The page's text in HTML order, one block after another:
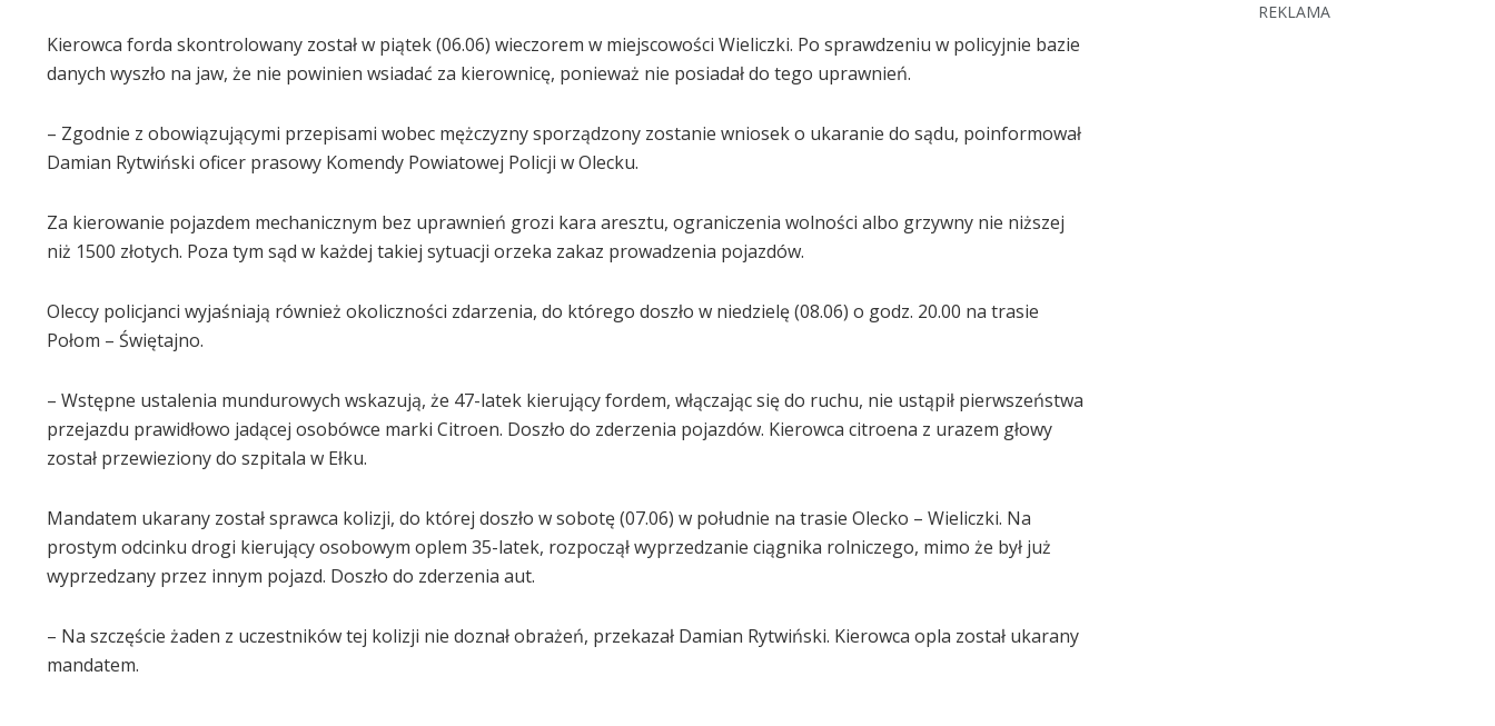
Kierowca forda skontrolowany został w piątek (06.06) wieczorem w miejscowości Wieliczki. Po sprawdzeniu w policyjnie bazie
danych wyszło na jaw, że nie powinien wsiadać za kierownicę, ponieważ nie posiadał do tego uprawnień.
– Zgodnie z obowiązującymi przepisami wobec mężczyzny sporządzony zostanie wniosek o ukaranie do sądu, poinformował
Damian Rytwiński oficer prasowy Komendy Powiatowej Policji w Olecku.
Za kierowanie pojazdem mechanicznym bez uprawnień grozi kara aresztu, ograniczenia wolności albo grzywny nie niższej
niż 1500 złotych. Poza tym sąd w każdej takiej sytuacji orzeka zakaz prowadzenia pojazdów.
Oleccy policjanci wyjaśniają również okoliczności zdarzenia, do którego doszło w niedzielę (08.06) o godz. 20.00 na trasie
Połom – Świętajno.
– Wstępne ustalenia mundurowych wskazują, że 47-latek kierujący fordem, włączając się do ruchu, nie ustąpił pierwszeństwa
przejazdu prawidłowo jadącej osobówce marki Citroen. Doszło do zderzenia pojazdów. Kierowca citroena z urazem głowy
został przewieziony do szpitala w Ełku.
Mandatem ukarany został sprawca kolizji, do której doszło w sobotę (07.06) w południe na trasie Olecko – Wieliczki. Na
prostym odcinku drogi kierujący osobowym oplem 35-latek, rozpoczął wyprzedzanie ciągnika rolniczego, mimo że był już
wyprzedzany przez innym pojazd. Doszło do zderzenia aut.
– Na szczęście żaden z uczestników tej kolizji nie doznał obrażeń, przekazał Damian Rytwiński. Kierowca opla został ukarany
mandatem.
REKLAMA